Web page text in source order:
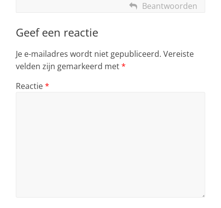
Beantwoorden
Geef een reactie
Je e-mailadres wordt niet gepubliceerd. Vereiste
velden zijn gemarkeerd met*
Reactie*